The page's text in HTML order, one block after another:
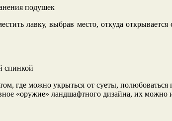
подушек
лавку, выбрав место, откуда
спинкой
где можно укрыться от суеты,
«оружие» ландшафтного дизайна, их можно